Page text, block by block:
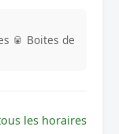
🥫 Boites de
les horaires